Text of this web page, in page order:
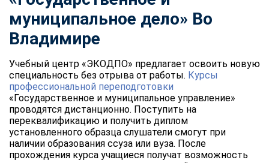
муниципальное дело» Во
Владимире
Учебный центр «ЭКОДПО» предлагает освоить новую
специальность без отрыва от работы. Курсы
профессиональной переподготовки
«Государственное и муниципальное управление»
проводятся дистанционно. Поступить на
переквалификацию и получить диплом
установленного образца слушатели смогут при
наличии образования ссуза или вуза. После
прохождения курса учащиеся получат возможность